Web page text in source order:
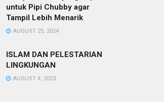
untuk Pipi Chubby agar
Tampil Lebih Menarik
AUGUST 25, 2024
ISLAM DAN PELESTARIAN
LINGKUNGAN
AUGUST 4, 2023